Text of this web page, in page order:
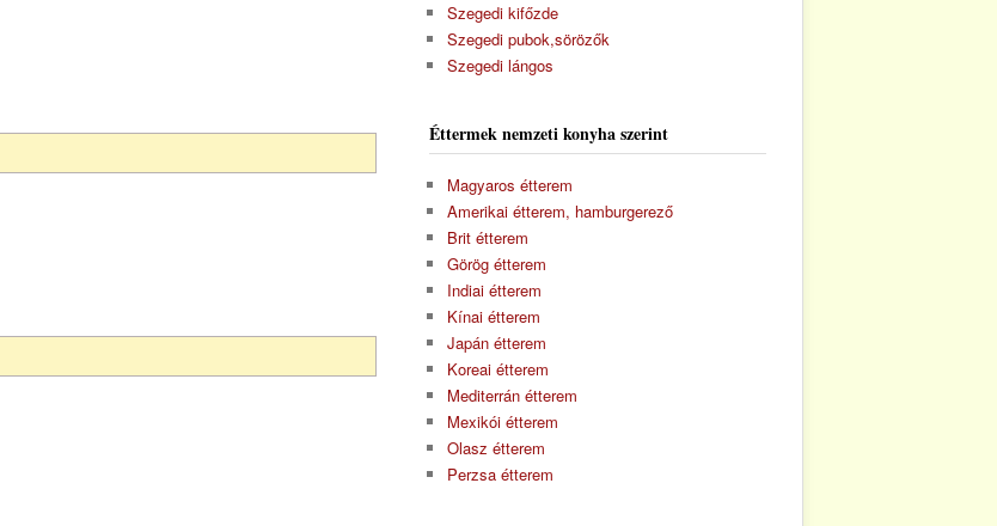
Szegedi kifőzde
Szegedi pubok,sörözők
Szegedi lángos
Éttermek nemzeti konyha szerint
Magyaros étterem
Amerikai étterem, hamburgerező
Brit étterem
Görög étterem
Indiai étterem
Kínai étterem
Japán étterem
Koreai étterem
Mediterrán étterem
Mexikói étterem
Olasz étterem
Perzsa étterem